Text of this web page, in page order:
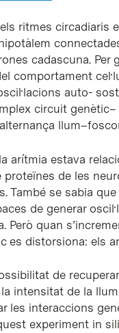
ritmes circadiaris
cadascuna. Per
comportament
auto-
circuit
arítmia estava
de les
També se sabia
de generar
Però quan
es distorsiona: els
de
intensitat de la
interaccions
experiment in